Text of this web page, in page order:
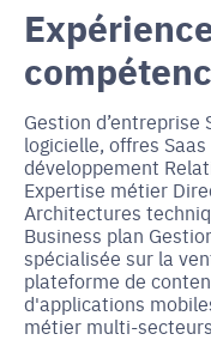
Gestion
logicielle, offres
développement
Expertise métier
Architectures
Business plan
spécialisée sur la
plateforme de
d'applications
métier multi-